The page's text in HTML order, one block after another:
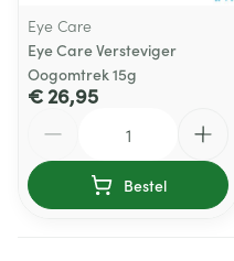
Eye Care
Eye Care Versteviger
Oogomtrek 15g
€ 26,95
Bestel